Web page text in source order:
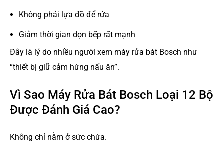
Không phải lựa đồ để rửa
Giảm thời gian dọn bếp rất mạnh
Đây là lý do nhiều người xem máy rửa bát Bosch như
“thiết bị giữ cảm hứng nấu ăn”.
Vì Sao Máy Rửa Bát Bosch Loại 12 Bộ
Được Đánh Giá Cao?
Không chỉ nằm ở sức chứa.